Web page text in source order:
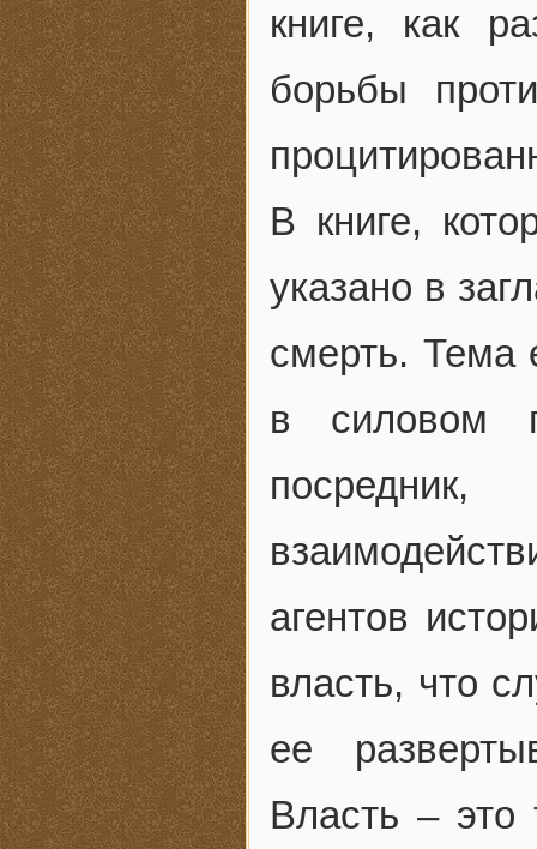
книге, как
борьбы
В книге,
указано в
смерть. Тема
в силовом
агентов
власть, что
ее
Власть – это